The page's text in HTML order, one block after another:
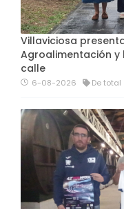
Villaviciosa
Agroalimentación y
calle
6-08-2026 De